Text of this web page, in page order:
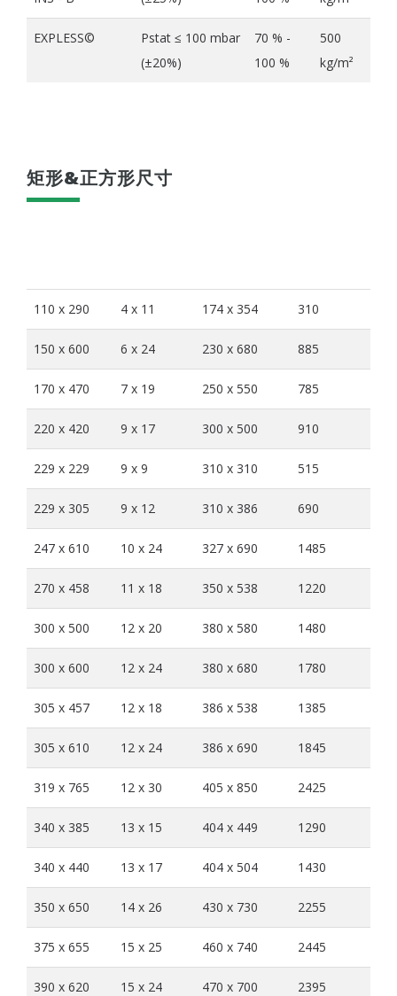
EXPLESS©
Pstat ≤ 100 mbar
(±20%)
70 % -
100 %
500
kg/m²
矩形&正方形尺寸
110 x 290 4 x 11 174 x 354 310
150 x 600 6 x 24 230 x 680 885
170 x 470 7 x 19 250 x 550 785
220 x 420 9 x 17 300 x 500 910
229 x 229 9 x 9 310 x 310 515
229 x 305 9 x 12 310 x 386 690
247 x 610 10 x 24 327 x 690 1485
270 x 458 11 x 18 350 x 538 1220
300 x 500 12 x 20 380 x 580 1480
300 x 600 12 x 24 380 x 680 1780
305 x 457 12 x 18 386 x 538 1385
305 x 610 12 x 24 386 x 690 1845
319 x 765 12 x 30 405 x 850 2425
340 x 385 13 x 15 404 x 449 1290
340 x 440 13 x 17 404 x 504 1430
350 x 650 14 x 26 430 x 730 2255
375 x 655 15 x 25 460 x 740 2445
390 x 620 15 x 24 470 x 700 2395